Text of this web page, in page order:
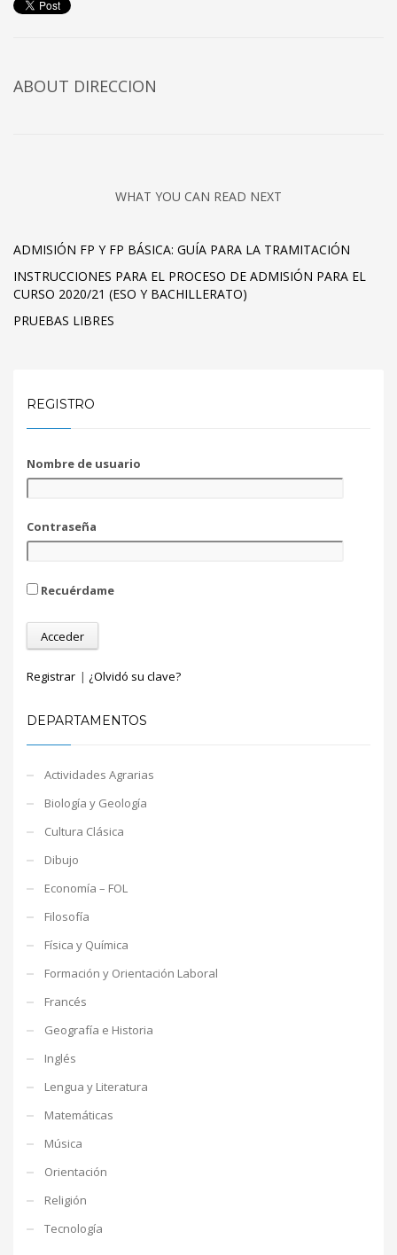
ABOUT DIRECCION
WHAT YOU CAN READ NEXT
ADMISIÓN FP Y FP BÁSICA: GUÍA PARA LA TRAMITACIÓN
INSTRUCCIONES PARA EL PROCESO DE ADMISIÓN PARA EL
CURSO 2020/21 (ESO Y BACHILLERATO)
PRUEBAS LIBRES
REGISTRO
Nombre de usuario
Contraseña
Recuérdame
Registrar | ¿Olvidó su clave?
DEPARTAMENTOS
Actividades Agrarias
Biología y Geología
Cultura Clásica
Dibujo
Economía – FOL
Filosofía
Física y Química
Formación y Orientación Laboral
Francés
Geografía e Historia
Inglés
Lengua y Literatura
Matemáticas
Música
Orientación
Religión
Tecnología